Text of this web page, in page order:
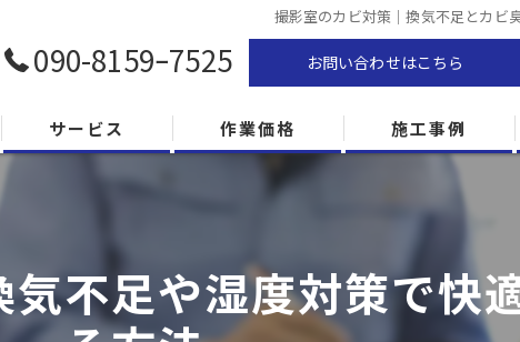
撮影室のカビ対策｜換気不足とカビ
090-8159ｰ7525 お問い合わせはこちら
サービス 作業価格 施工事例
不足や湿度対策で快